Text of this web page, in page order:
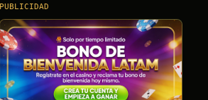
PUBLICIDAD